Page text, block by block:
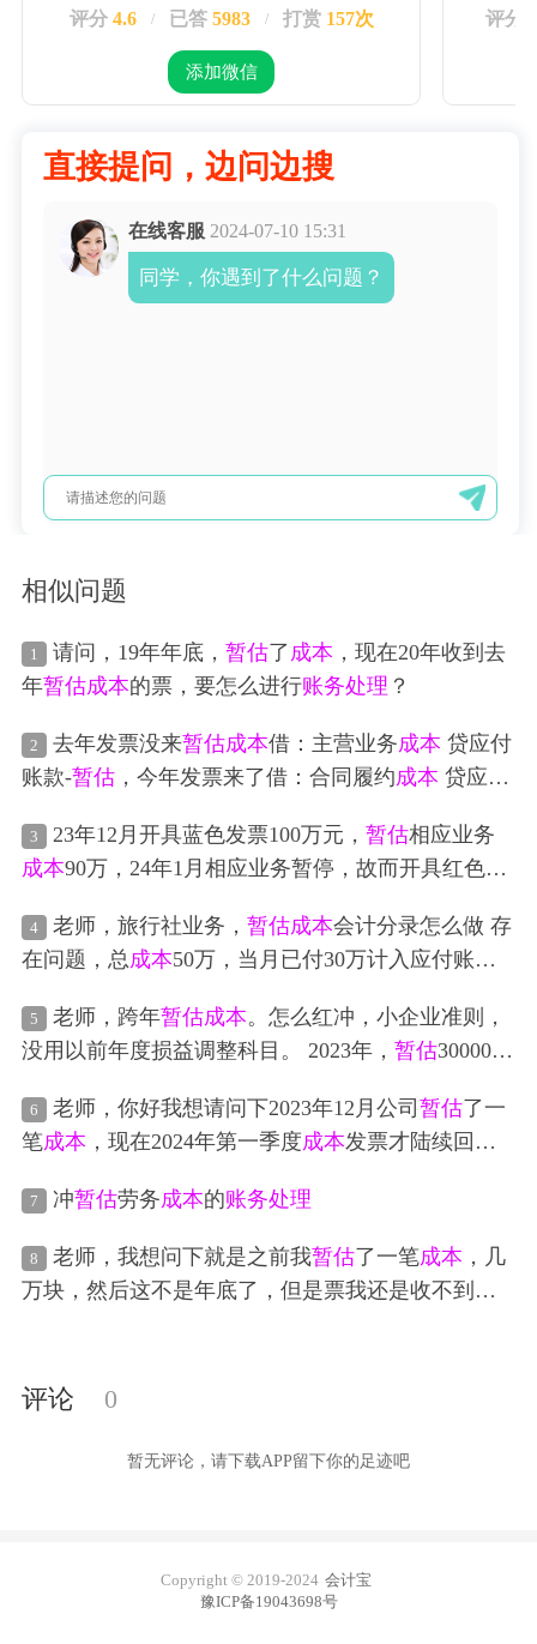
评分 4.6 / 已答 5983 / 打赏 157次
添加微信
评分
直接提问，边问边搜
在线客服 2024-07-10 15:31
同学，你遇到了什么问题？
相似问题
1 请问，19年年底， 暂估了 成本 ，现在20年收到去
年暂估成本的票，要怎么进行账务处理 ？
2 去年发票没来暂估成本借：主营业务成本 贷应付
账款-暂估，今年发票来了借：合同履约成本 贷应付
何做分录
3 23年12月开具蓝色发票100万元， 暂估相应业务
成本90万，24年1月相应业务暂停，故而开具红色发
益调整科目相应调整，收入做相应负数分录，导致
利润表利润为负数，请问能否调整为正，能的话如
何调整
4 老师，旅行社业务， 暂估成本会计分录怎么做 存
在问题，总 成本50万，当月已付30万计入应付账款-
整的账务处理怎么做
5 老师，跨年暂估成本。怎么红冲，小企业准则，
没用以前年度损益调整科目。 2023年， 暂估30000入
应付账款～暂估应付款30000 第二步： 借：主营业
务成本 30000 贷：工程施工～合同成本30000
6 老师，你好我想请问下2023年12月公司 暂估了一
笔成本 ，现在2024年第一季度成本发票才陆续回
看下我去年12月份做的暂估成本
我们是做企业咨询服务的公司
7 冲暂估劳务成本的账务处理
8 老师，我想问下就是之前我暂估了一笔成本 ，几
万块，然后这不是年底了，但是票我还是收不到，
评论 0
暂无评论，请下载APP留下你的足迹吧
Copyright © 2019-2024 会计宝
豫ICP备19043698号